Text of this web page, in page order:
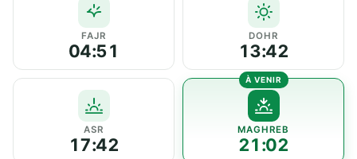
FAJR
04:51
DOHR
13:42
ASR
17:42
MAGHREB
21:02